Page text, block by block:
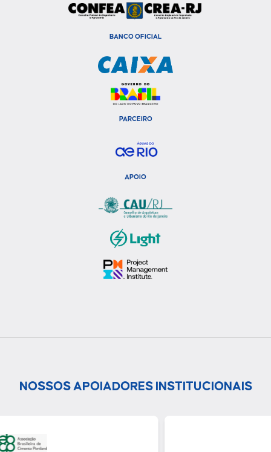
BANCO OFICIAL
PARCEIRO
APOIO
NOSSOS APOIADORES INSTITUCIONAIS